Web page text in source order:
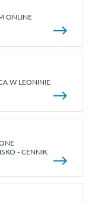
ONLINE
W LEONINIE
- CENNIK